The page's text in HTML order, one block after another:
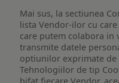
Mai sus, la sectiunea
lista Vendor-ilor cu
care putem colabora in
transmite datele
optiunilor exprimate
Tehnologiilor de tip